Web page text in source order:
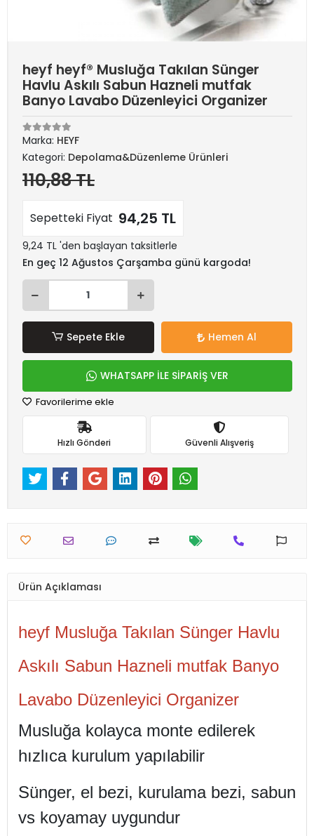
heyf heyf® Musluğa Takılan Sünger
Havlu Askılı Sabun Hazneli mutfak
Banyo Lavabo Düzenleyici Organizer
Marka: HEYF
Kategori: Depolama&Düzenleme Ürünleri
110,88 TL
Sepetteki Fiyat 94,25 TL
9,24 TL 'den başlayan taksitlerle
En geç 12 Ağustos Çarşamba günü kargoda!
Sepete Ekle Hemen Al
WHATSAPP İLE SİPARİŞ VER
Favorilerime ekle
Hızlı Gönderi Güvenli Alışveriş
Ürün Açıklaması
heyf Musluğa Takılan Sünger Havlu
Askılı Sabun Hazneli mutfak Banyo
Lavabo Düzenleyici Organizer
Musluğa kolayca monte edilerek
hızlıca kurulum yapılabilir
Sünger, el bezi, kurulama bezi, sabun
vs koyamay uygundur